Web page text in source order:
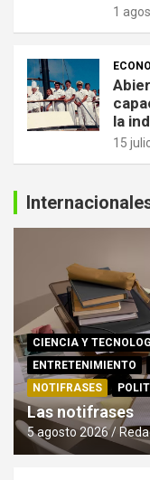
1
la
15
CIENCIA Y
ENTRETENIMIENTO
NOTIFRASES
Las notifrases
5 agosto 2026